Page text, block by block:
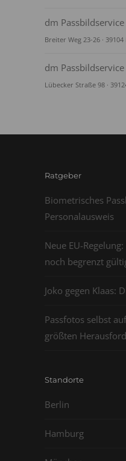
dm Passbildservice
Breiter Weg 23-26 ·
dm Passbildservice
Lübecker Straße 98 ·
Ratgeber
Biometrisches
Personalausweis
Neue EU-
noch begrenzt
Joko gegen Klaas:
Passfotos selbst
größten
Standorte
Berlin
Hamburg